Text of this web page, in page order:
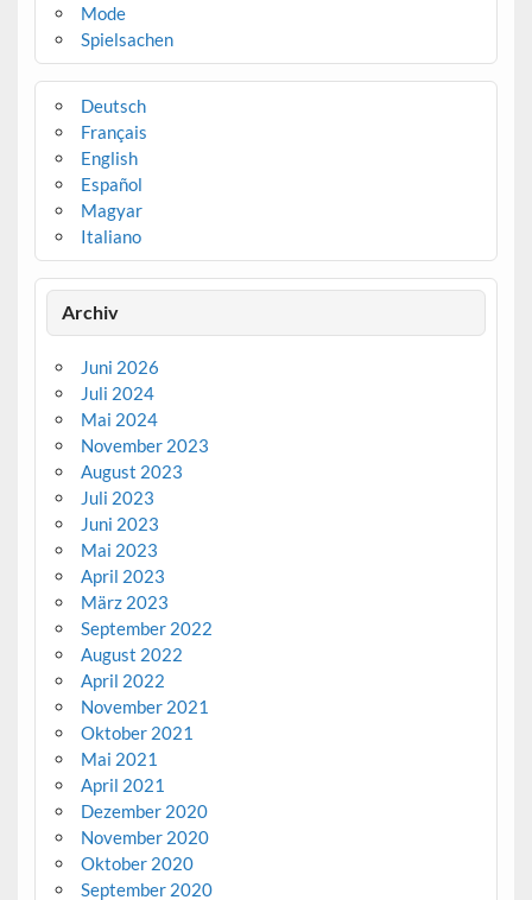
Mode
Spielsachen
Deutsch
Français
English
Español
Magyar
Italiano
Archiv
Juni 2026
Juli 2024
Mai 2024
November 2023
August 2023
Juli 2023
Juni 2023
Mai 2023
April 2023
März 2023
September 2022
August 2022
April 2022
November 2021
Oktober 2021
Mai 2021
April 2021
Dezember 2020
November 2020
Oktober 2020
September 2020